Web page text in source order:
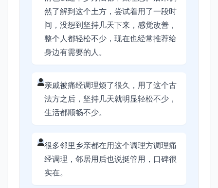
然了解到这个土方，尝试着用了一段时
间，没想到坚持几天下来，感觉改善，
整个人都轻松不少，现在也经常推荐给
身边有需要的人。
亲戚被痛经调理烦了很久，用了这个古
法方之后，坚持几天就明显轻松不少，
生活都顺畅不少。
很多邻里乡亲都在用这个调理方调理痛
经调理，邻居用后也说挺管用，口碑很
实在。